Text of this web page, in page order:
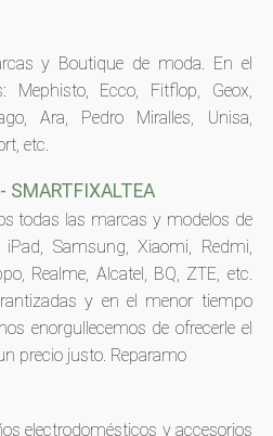
y Boutique de moda. En el
Mephisto, Ecco, Fitflop, Geox,
Ara, Pedro Miralles, Unisa,
etc.
todas las marcas y modelos de
Samsung, Xiaomi, Redmi,
Realme, Alcatel, BQ, ZTE, etc.
y en el menor tiempo
enorgullecemos de ofrecerle el
precio justo. Reparamo
electrodomésticos y accesorios